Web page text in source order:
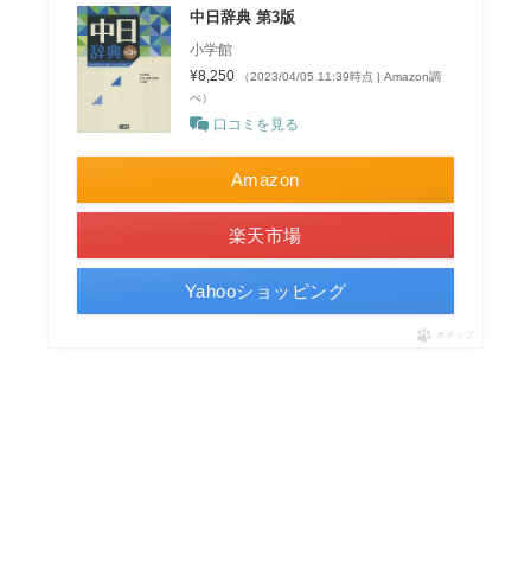
中日辞典 第3版
小学館
¥8,250
（2023/04/05 11:39時点 | Amazon調
べ）
口コミを見る
Amazon
楽天市場
Yahooショッピング
ポチップ